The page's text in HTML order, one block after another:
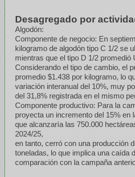
Desagregado por
Algodón:
Componente de negocio: En
kilogramo de algodón tipo C 1/2 se
mientras que el tipo D 1/2 promedió
Considerando el tipo de cambio, el
promedio $1.438 por kilogramo, lo
variación interanual del 10%, muy
del 31,8% registrada en el mismo
Componente productivo: Para la
proyecta un incremento del 15% en
que alcanzaría las 750.000
2024/25,
en tanto, cerró con una producción
toneladas, lo que implica una caída
comparación con la campaña